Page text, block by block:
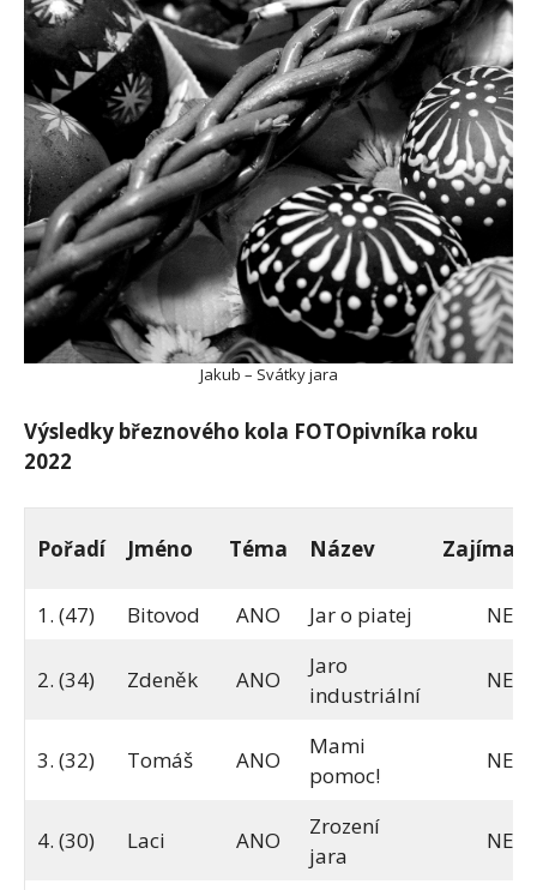
Jakub – Svátky jara
Výsledky březnového kola FOTOpivníka roku
2022
Pořadí Jméno Téma Název
1. (47) Bitovod ANO Jar o piatej NE
2. (34) Zdeněk ANO
Jaro
industriální
NE
3. (32) Tomáš ANO
Mami
pomoc!
NE
4. (30) Laci ANO
Zrození
jara
NE